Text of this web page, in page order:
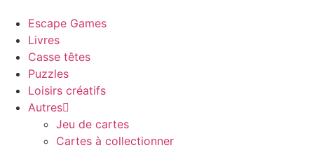
Escape Games
Livres
Casse têtes
Puzzles
Loisirs créatifs
Autres
Jeu de cartes
Cartes à collectionner